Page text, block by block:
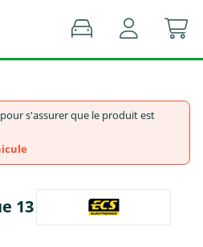
s'assurer que le produit est
broches, ECS -